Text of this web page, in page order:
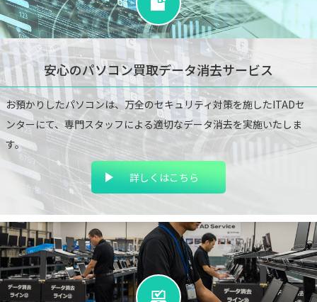
安心のパソコン買取データ消去サービス
お預かりしたパソコンは、万全のセキュリティ対策を施したITADセ
ンターにて、専門スタッフによる適切なデータ消去を実施いたしま
す。
詳しくはこちら